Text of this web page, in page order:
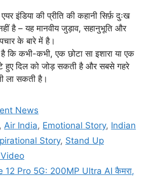
इंडिया की प्रीति की कहानी सिर्फ़ दुःख
है – यह मानवीय जुड़ाव, सहानुभूति और
के बारे में है।
है कि कभी-कभी, एक छोटा सा इशारा या एक
हुए दिल को जोड़ सकती है और सबसे गहरे
ला सकती है।
News
, Air India, Emotional Story, Indian
Story, Stand Up
12 Pro 5G: 200MP Ultra AI कैमरा,